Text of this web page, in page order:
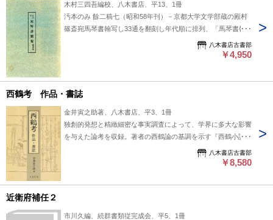
木村三四吾編校、八木書店、平13、1冊
汚本のみ 餘二稿七（昭和58年刊）－京都大学文学部蔵の殿村
篠斎宛馬琴書翰写し33通を翻刻し年代順に排列、「馬琴書翰
一覧稿」を付す。※『日本大学総合図書館蔵馬琴書翰集』に京
大本の原書翰翻刻を収録。 #八木書店出版物/近世文学/単行本
八木書店古書部
￥4,950
西鶴考 作品・書誌
金井寅之助著、八木書店、平3、1冊
独創的発想と精緻細密な事実調査によって、学界に多大な影響
を与えた論考を収録。著者の西鶴論の基調を示す『西鶴小説の
ヂャーナリズム性』『西鶴の文体』、精細厳密な実測比較校異
による書誌学的研究「『西鶴置土産』の版下」等16篇、すべ
八木書店古書部
￥8,580
近衛府補任２
市川久編、続群書類従完成会、平5、1冊